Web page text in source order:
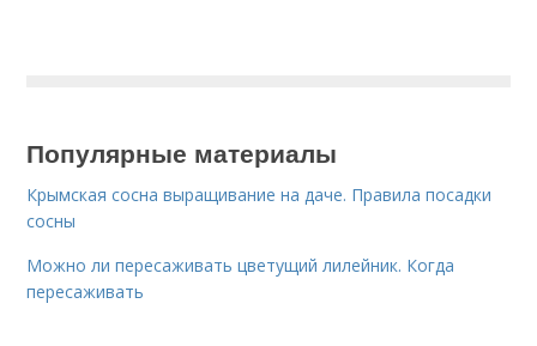
Популярные материалы
Крымская сосна выращивание на даче. Правила посадки
сосны
Можно ли пересаживать цветущий лилейник. Когда
пересаживать